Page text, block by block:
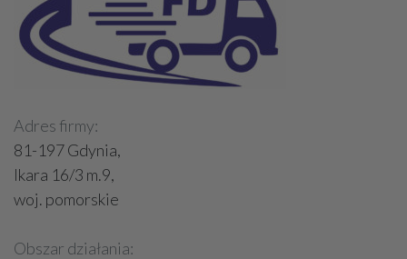
Adres firmy:
81-197 Gdynia,
Ikara 16/3 m.9,
woj. pomorskie
Obszar działania: